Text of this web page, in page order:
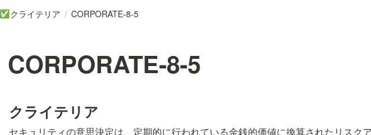
✅ クライテリア / CORPORATE-8-5
CORPORATE-8-5
クライテリア
セキュリティの意思決定は、定期的に行われている金銭的価値に換算されたリスク